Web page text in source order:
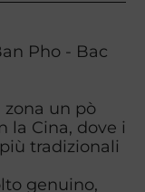
Pho - Bac
zona un pò
la Cina, dove i
tradizionali
genuino,